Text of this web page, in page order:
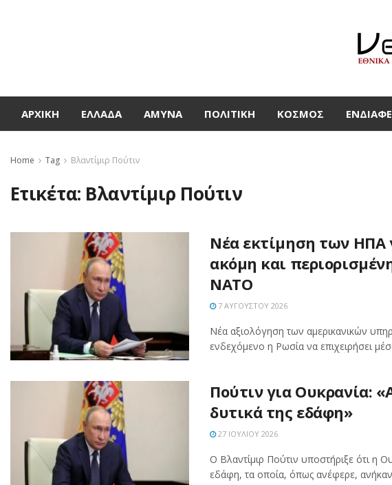
ΑΡΧΙΚΉ ΕΛΛΆΔΑ ΆΜΥΝΑ ΠΟΛΙΤΙΚΉ ΚΌΣΜΟΣ
Home Tag Βλαντίμιρ Πούτιν
Ετικέτα: Βλαντίμιρ Πούτιν
Νέα εκτίμηση των ΗΠΑ
ακόμη και
ΝΑΤΟ
7 ΑΥΓΟΎΣΤΟΥ 2026
Νέα αξιολόγηση των αμερικανικών
ενδεχόμενο η Ρωσία να επιχειρήσει
Πούτιν για Ουκρανία:
δυτικά της εδάφη»
27 ΙΟΥΛΊΟΥ 2026
Ο Βλαντίμιρ Πούτιν υποστήριξε ότι η
εδάφη, τα οποία, όπως ανέφερε,